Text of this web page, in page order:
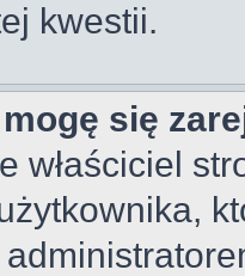
kwestii.
się
właściciel